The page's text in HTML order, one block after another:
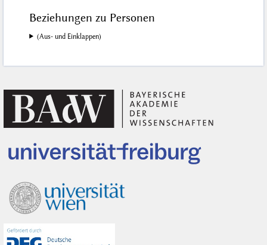
Beziehungen zu Personen
(Aus- und Einklappen)